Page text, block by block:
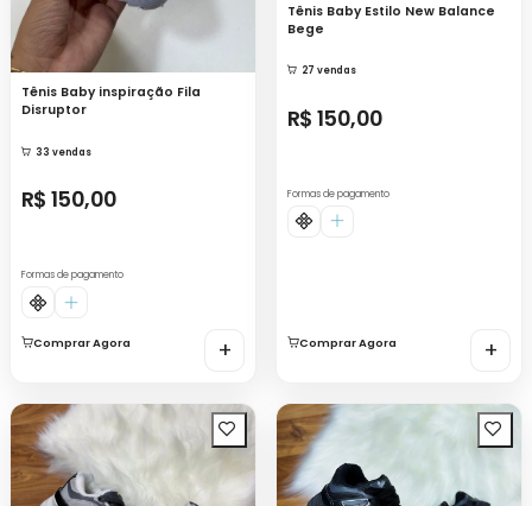
Tênis Baby inspiração Fila
Disruptor
33 vendas
R$ 150,00
Formas de pagamento
Comprar Agora +
Tênis Baby Estilo New Balance
Bege
27 vendas
R$ 150,00
Formas de pagamento
Comprar Agora +